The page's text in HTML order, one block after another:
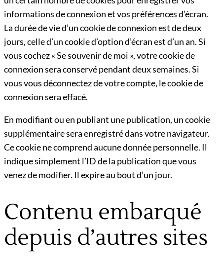
informations de connexion et vos préférences d’écran.
La durée de vie d’un cookie de connexion est de deux
jours, celle d’un cookie d’option d’écran est d’un an. Si
vous cochez « Se souvenir de moi », votre cookie de
connexion sera conservé pendant deux semaines. Si
vous vous déconnectez de votre compte, le cookie de
connexion sera effacé.
En modifiant ou en publiant une publication, un cookie
supplémentaire sera enregistré dans votre navigateur.
Ce cookie ne comprend aucune donnée personnelle. Il
indique simplement l’ID de la publication que vous
venez de modifier. Il expire au bout d’un jour.
Contenu embarqué
depuis d’autres sites